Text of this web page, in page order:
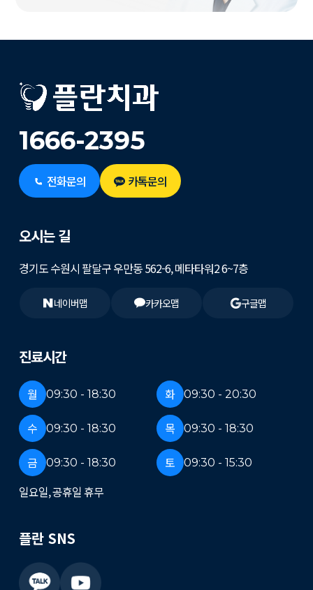
1666-2395
전화문의 카톡문의
진료시간
월 09:30 - 18:30 화 09:30 - 20:30
수 09:30 - 18:30 목 09:30 - 18:30
금 09:30 - 18:30 토 09:30 - 15:30
일요일, 공휴일 휴무
오시는 길
경기도 수원시 팔달구 우만동 562-6, 메타타워2 6~7층
네이버맵 카카오맵 구글맵
플란 SNS